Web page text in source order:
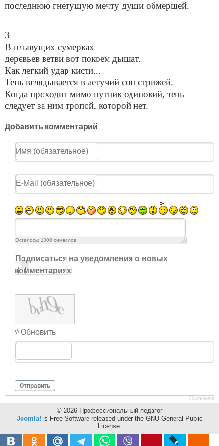
последнюю гнетущую мечту души обмершей.
3
В плывущих сумерках
деревьев ветви вот покоем дышат.
Как легкий удар кисти...
Тень вглядывается в летучий сон стрижей.
Когда проходит мимо путник одинокий, тень
следует за ним тропой, которой нет.
Добавить комментарий
Осталось: 1000 символов
Подписаться на уведомления о новых
комментариях
Обновить
Отправить
JComments
© 2026 Профессиональный педагог
Joomla! is Free Software released under the GNU General Public
License.
Mobile version by Mobile Joomla!